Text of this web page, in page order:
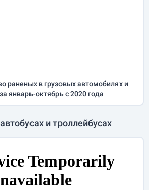
раненых в грузовых автомобилях и
январь-октябрьс 2020 года
и троллейбусах